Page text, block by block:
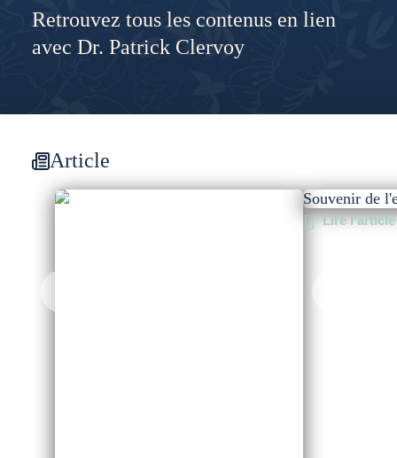
Retrouvez tous les contenus en lien
avec Dr. Patrick Clervoy
Article
Souvenir de
Lire l'article